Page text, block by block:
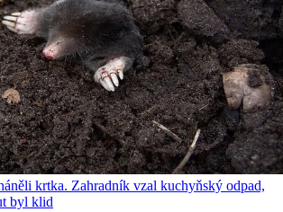
krtka. Zahradník vzal kuchyňský odpad,
byl klid